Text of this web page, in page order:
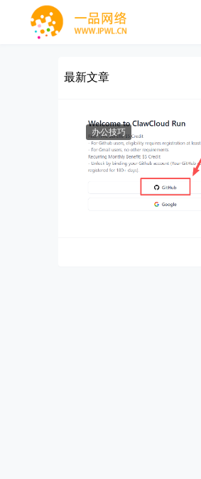
最新文章
办公技巧